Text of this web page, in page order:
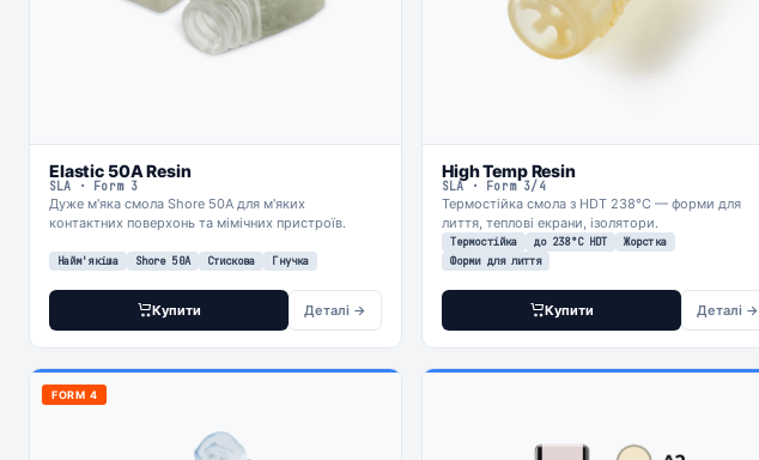
Elastic 50A Resin
SLA · Form 3
Дуже м'яка смола Shore 50A для м'яких
контактних поверхонь та мімічних пристроїв.
Найм'якіша Shore 50A Стискова Гнучка
Купити Деталі →
High Temp Resin
SLA · Form 3/4
Термостійка смола з HDT 238°C — форми для
лиття, теплові екрани, ізолятори.
Термостійка до 238°C HDT
Жорстка
Форми для лиття
Купити Деталі →
FORM 4